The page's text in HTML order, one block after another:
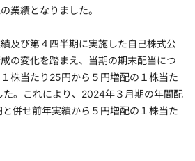
業績となりました。
及び第４四半期に実施した自己株式公
の変化を踏まえ、当期の期末配当につ
株当たり25円から５円増配の１株当た
た。これにより、2024年３月期の年間配
併せ前年実績から５円増配の１株当た